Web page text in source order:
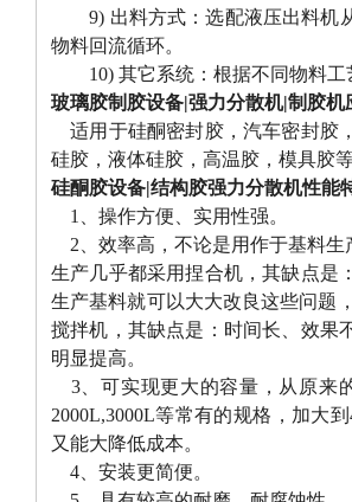
9) 出料方式：选配液压出料机从
物料回流循环。
10) 其它系统：根据不同物料工
玻璃胶制胶设备|强力分散机|制胶
适用于硅酮密封胶，汽车密封胶
硅胶，液体硅胶，高温胶，模具胶等
硅酮胶设备|结构胶强力分散机性能
1、操作方便、实用性强。
2、效率高，不论是用作于基料生
生产几乎都采用捏合机，其缺点是
生产基料就可以大大改良这些问题
搅拌机，其缺点是：时间长、效果
明显提高。
3、可实现更大的容量，从原来
2000L,3000L等常有的规格，加大
又能大降低成本。
4、安装更简便。